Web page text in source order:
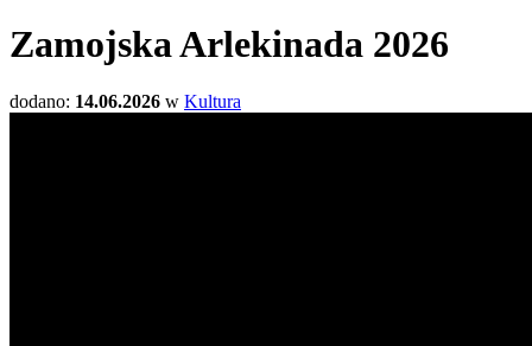
Zamojska Arlekinada 2026
dodano: 14.06.2026 w Kultura